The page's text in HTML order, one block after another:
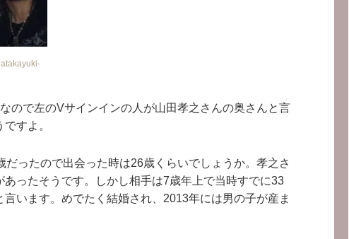
ので左のVサインインの人が山田孝之さんの奥さんと言
すよ。
だったので出会った時は26歳くらいでしょうか。孝之さ
あったそうです。しかし相手は7歳年上で当時すでに33
います。めでたく結婚され、2013年には男の子が産ま